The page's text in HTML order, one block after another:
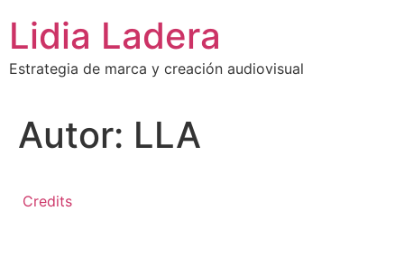
contenido
Lidia Ladera
Estrategia de marca y creación audiovisual
Autor: LLA
Credits